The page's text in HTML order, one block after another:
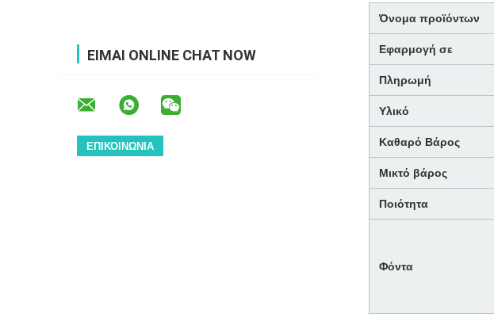
ΕΊΜΑΙ ONLINE CHAT NOW
Όνομα προϊόντων
Εφαρμογή σε
Πληρωμή
Υλικό
Καθαρό Βάρος
Μικτό βάρος
Ποιότητα
Φόντα